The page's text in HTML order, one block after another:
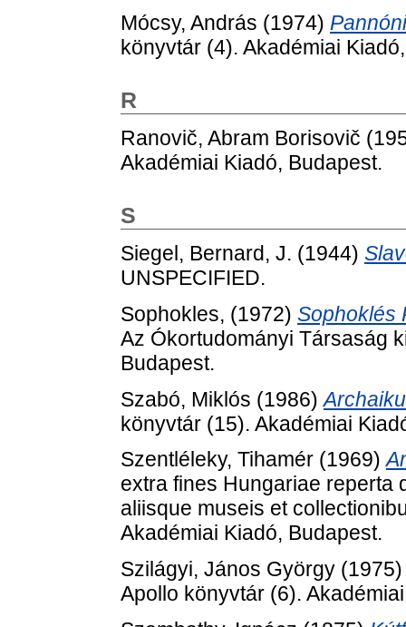
Mócsy, András (1974)
könyvtár (4). Akadémiai
R
Ranovič, Abram Borisovič
Akadémiai Kiadó, Budapest.
S
Siegel, Bernard, J. (1944)
UNSPECIFIED.
Sophokles, (1972) Sophoklés
Az Ókortudományi Társaság
Budapest.
Szabó, Miklós (1986)
könyvtár (15). Akadémiai
Szentléleky, Tihamér (1969)
extra fines Hungariae reperta
aliisque museis et
Akadémiai Kiadó, Budapest.
Szilágyi, János György
Apollo könyvtár (6).